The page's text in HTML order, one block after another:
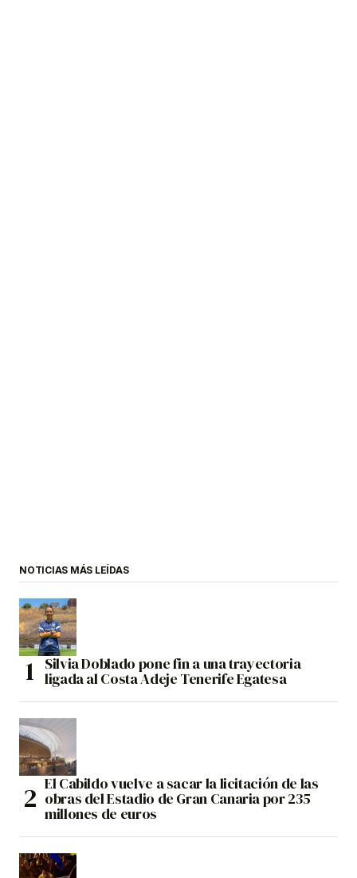
NOTICIAS MÁS LEÍDAS
Silvia Doblado pone fin a una trayectoria
ligada al Costa Adeje Tenerife Egatesa
El Cabildo vuelve a sacar la licitación de las
obras del Estadio de Gran Canaria por 235
millones de euros